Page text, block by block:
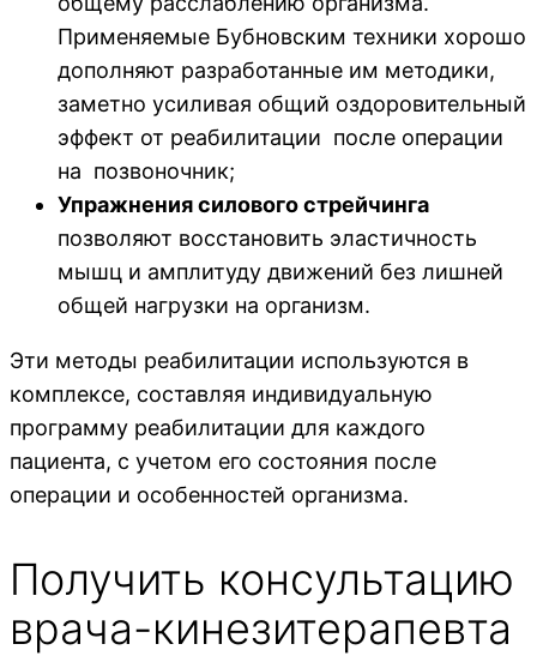
Применяемые Бубновским техники хорошо
дополняют разработанные им методики,
заметно усиливая общий оздоровительный
эффект от реабилитации после операции
на позвоночник;
Упражнения силового стрейчинга
позволяют восстановить эластичность
мышц и амплитуду движений без лишней
общей нагрузки на организм.
Эти методы реабилитации используются в
комплексе, составляя индивидуальную
программу реабилитации для каждого
пациента, с учетом его состояния после
операции и особенностей организма.
Получить консультацию
врача-кинезитерапевта